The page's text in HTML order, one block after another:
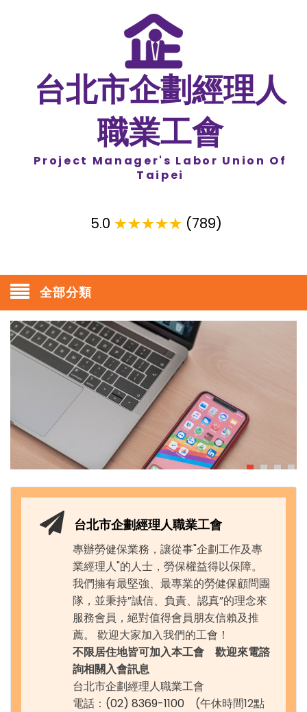
台北市企劃經理人
職業工會
Project Manager's Labor Union Of
Taipei
5.0 ★★★★★ (789)
全部分類
台北市企劃經理人職業工會
專辦勞健保業務，讓從事"企劃工作及專
業經理人"的人士，勞保權益得以保障。
我們擁有最堅強、最專業的勞健保顧問團
隊，並秉持”誠信、負責、認真”的理念來
服務會員，絕對值得會員朋友信賴及推
薦。 歡迎大家加入我們的工會！
不限居住地皆可加入本工會 歡迎來電諮
詢相關入會訊息
台北市企劃經理人職業工會
電話： (02) 8369-1100 (午休時間12點